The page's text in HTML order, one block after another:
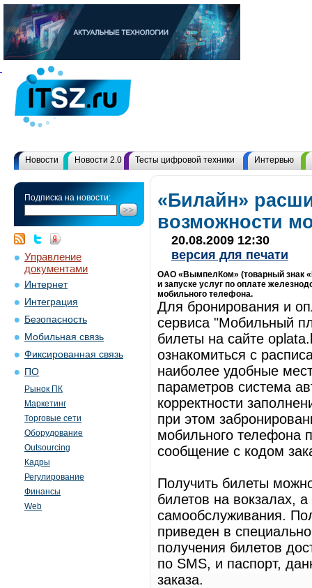
Новости Новости 2.0 Тесты цифровой техники Интервью
Подписка на новости:
Управление
документами
Интернет
Интеграция
Безопасность
Мобильная связь
Фиксированная связь
ПО
Рынок ПК
Маркетинг
Торговые сети
Оборудование
Outsourcing
Кадры
Регулирование
Финансы
Web
«Билайн»
возможности
20.08.2009 12:30
версия для печати
ОАО «ВымпелКом» (товарный знак
и запуске услуг по оплате
мобильного телефона.
Для бронирования и
сервиса "Мобильный
билеты на сайте
ознакомиться с
наиболее удобные
параметров система
корректности
при этом
мобильного телефона
сообщение с кодом
Получить билеты
билетов на вокзалах,
самообслуживания.
приведен в
получения билетов
по SMS, и паспорт,
заказа.